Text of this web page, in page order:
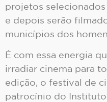
projetos
e depois serão
municípios dos
É com essa energia
irradiar cinema para
edição, o festival de
patrocínio do